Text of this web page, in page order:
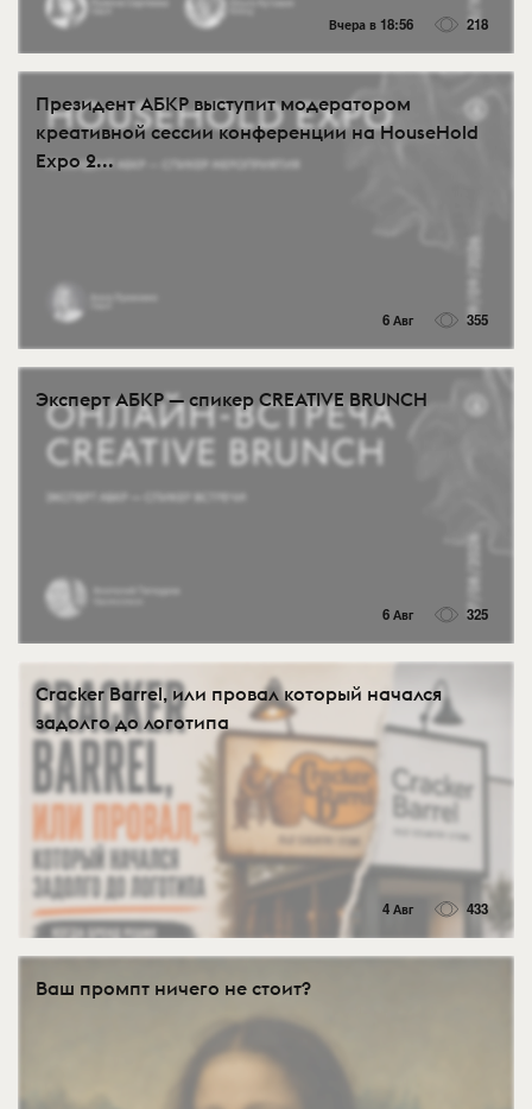
Вчера в 18:56 218
Президент АБКР выступит модератором
креативной сессии конференции на HouseHold
Expo 2...
6 Авг 355
Эксперт АБКР — спикер CREATIVE BRUNCH
6 Авг 325
Cracker Barrel, или провал который начался
задолго до логотипа
4 Авг 433
Ваш промпт ничего не стоит?